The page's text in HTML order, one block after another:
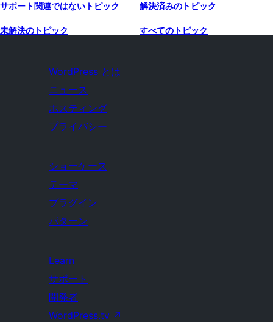
サポート関連ではないトピック 解決済みのトピック
未解決のトピック すべてのトピック
WordPress とは
ニュース
ホスティング
プライバシー
ショーケース
テーマ
プラグイン
パターン
Learn
サポート
開発者
WordPress.tv ↗